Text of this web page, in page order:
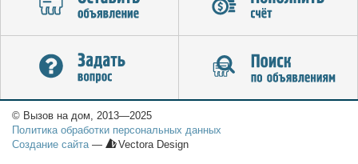
© Вызов на дом, 2013—2025
Политика обработки персональных данных
Создание сайта— Vectora Design